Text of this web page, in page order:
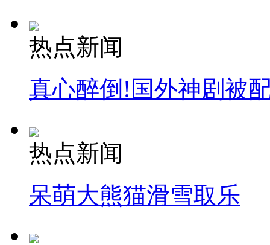
热点新闻
真心醉倒!国外神剧被
热点新闻
呆萌大熊猫滑雪取乐